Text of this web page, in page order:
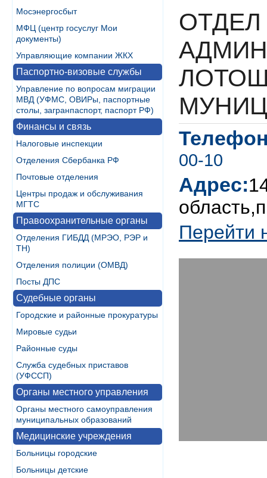
Мосэнергосбыт
МФЦ (центр госуслуг Мои
документы)
Управляющие компании ЖКХ
Паспортно-визовые службы
Управление по вопросам миграции
МВД (УФМС, ОВИРы, паспортные
столы, загранпаспорт, паспорт РФ)
Финансы и связь
Налоговые инспекции
Отделения Сбербанка РФ
Почтовые отделения
Центры продаж и обслуживания
МГТС
Правоохранительные органы
Отделения ГИБДД (МРЭО, РЭР и
ТН)
Отделения полиции (ОМВД)
Посты ДПС
Судебные органы
Городские и районные прокуратуры
Мировые судьи
Районные суды
Служба судебных приставов
(УФССП)
Органы местного управления
Органы местного самоуправления
муниципальных образований
Медицинские учреждения
Больницы городские
Больницы детские
00-10
Адрес:
Перейти